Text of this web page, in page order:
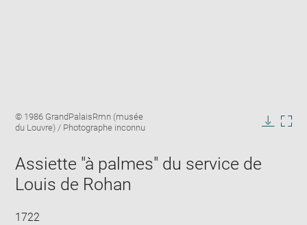
window
Image
caption:
© 1986 GrandPalaisRmn (musée
du Louvre) / Photographe inconnu
Assiette "à palmes" du service de
Louis de Rohan
1722